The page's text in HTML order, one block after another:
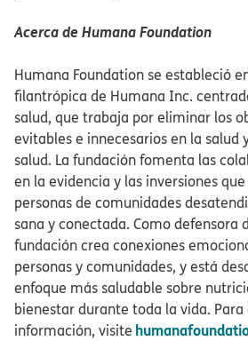
Acerca de Humana Foundation​​
Humana Foundation se estableció
filantrópica de Humana Inc.
salud, que trabaja por eliminar los
evitables e innecesarios en la salud
salud. La fundación fomenta las
en la evidencia y las inversiones
personas de comunidades
sana y conectada. Como defensora
fundación crea conexiones
personas y comunidades, y está
enfoque más saludable sobre
bienestar durante toda la vida.
información, visite